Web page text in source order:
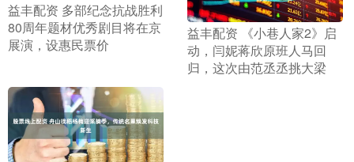
​益丰配资 多部纪念抗战胜利
80周年题材优秀剧目将在京
展演，设惠民票价
​益丰配资 《小巷人家2》启
动，闫妮蒋欣原班人马回
归，这次由范丞丞挑大梁